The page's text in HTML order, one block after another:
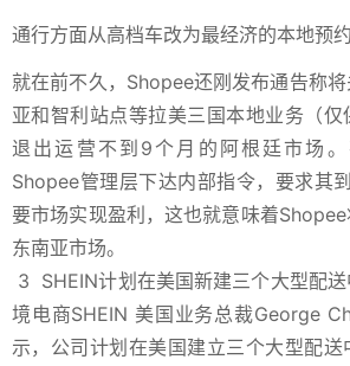
通行方面从高档车改为最经济的本地预约
就在前不久，Shopee还刚发布通告称
亚和智利站点等拉美三国本地业务 （
退出运营不到9个月的阿根廷市场。
Shopee管理层下达内部指令，要求其
要市场实现盈利，这也就意味着
东南亚市场。
3 SHEIN计划在美国新建三个大型配
境电商SHEIN 美国业务总裁George
示，公司计划在美国建立三个大型配